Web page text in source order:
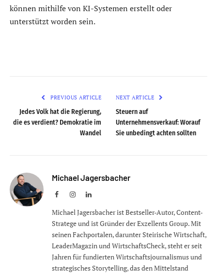
können mithilfe von KI-Systemen erstellt oder
unterstützt worden sein.
PREVIOUS ARTICLE
Jedes Volk hat die Regierung,
die es verdient? Demokratie im
Wandel
NEXT ARTICLE
Steuern auf
Unternehmensverkauf: Worauf
Sie unbedingt achten sollten
Michael Jagersbacher
FacebookInstagramLinkedIn
Michael Jagersbacher ist Bestseller-Autor, Content-
Stratege und ist Gründer der Exzellents Group. Mit
seinen Fachportalen, darunter Steirische Wirtschaft,
LeaderMagazin und WirtschaftsCheck, steht er seit
Jahren für fundierten Wirtschaftsjournalismus und
strategisches Storytelling, das den Mittelstand